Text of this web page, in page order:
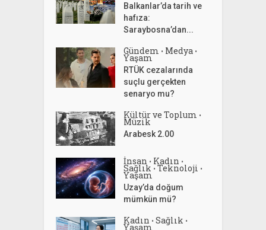
Balkanlar’da tarih ve
hafıza:
Saraybosna’dan...
Gündem • Medya •
Yaşam
RTÜK cezalarında
suçlu gerçekten
senaryo mu?
Kültür ve Toplum •
Müzik
Arabesk 2.00
İnsan • Kadın •
Sağlık • Teknoloji •
Yaşam
Uzay’da doğum
mümkün mü?
Kadın • Sağlık •
Yaşam